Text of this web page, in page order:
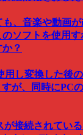
、音楽や動画
ソフトを使用
？
し変換した後の
が、同時にPC
接続されている